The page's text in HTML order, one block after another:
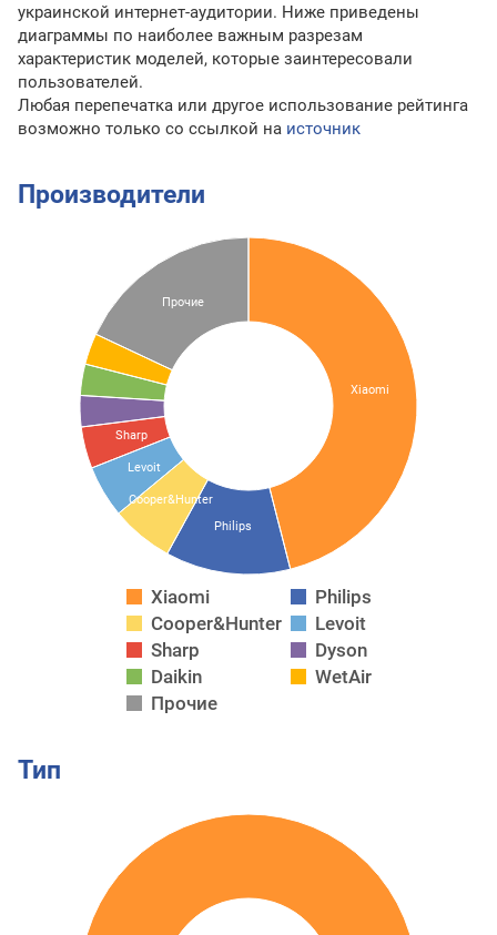
украинской интернет-аудитории. Ниже приведены
диаграммы по наиболее важным разрезам
характеристик моделей, которые заинтересовали
пользователей.
Любая перепечатка или другое использование рейтинга
возможно только со ссылкой на источник
Производители
Xiaomi
Philips
Cooper&Hunter
Levoit
Sharp
Прочие
Xiaomi
Philips
Cooper&Hunter
Levoit
Sharp
Dyson
Daikin
WetAir
Прочие
Тип